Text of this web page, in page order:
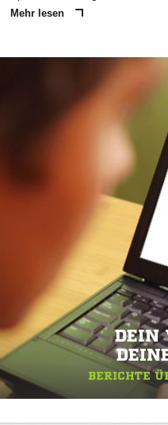
Mehr lesen
DEIN
BERICHTE